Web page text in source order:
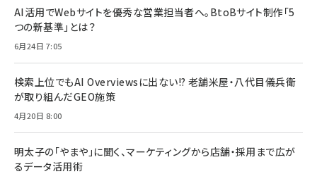
AI活用でWebサイトを優秀な営業担当者へ。BtoBサイト制作「5
つの新基準」とは？
6月24日 7:05
検索上位でもAI Overviewsに出ない!? 老舗米屋・八代目儀兵衛
が取り組んだGEO施策
4月20日 8:00
明太子の「やまや」に聞く、マーケティングから店舗・採用まで広が
るデータ活用術